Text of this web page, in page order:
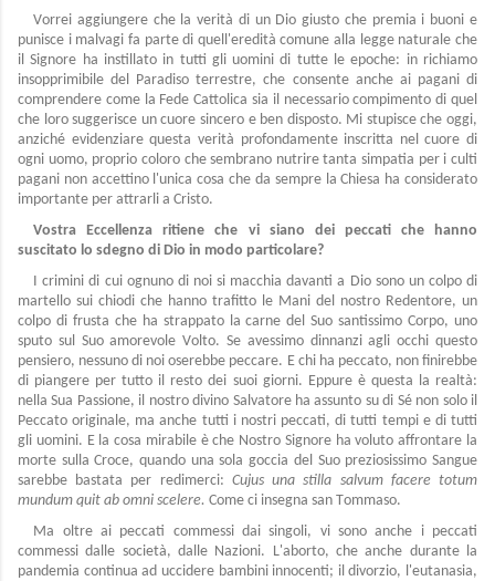
Vorrei aggiungere che la verità di un Dio giusto che premia i buoni e
punisce i malvagi fa parte di quell'eredità comune alla legge naturale che
il Signore ha instillato in tutti gli uomini di tutte le epoche: in richiamo
insopprimibile del Paradiso terrestre, che consente anche ai pagani di
comprendere come la Fede Cattolica sia il necessario compimento di quel
che loro suggerisce un cuore sincero e ben disposto. Mi stupisce che oggi,
anziché evidenziare questa verità profondamente inscritta nel cuore di
ogni uomo, proprio coloro che sembrano nutrire tanta simpatia per i culti
pagani non accettino l'unica cosa che da sempre la Chiesa ha considerato
importante per attrarli a Cristo.
Vostra Eccellenza ritiene che vi siano dei peccati che hanno
suscitato lo sdegno di Dio in modo particolare?
I crimini di cui ognuno di noi si macchia davanti a Dio sono un colpo di
martello sui chiodi che hanno trafitto le Mani del nostro Redentore, un
colpo di frusta che ha strappato la carne del Suo santissimo Corpo, uno
sputo sul Suo amorevole Volto. Se avessimo dinnanzi agli occhi questo
pensiero, nessuno di noi oserebbe peccare. E chi ha peccato, non finirebbe
di piangere per tutto il resto dei suoi giorni. Eppure è questa la realtà:
nella Sua Passione, il nostro divino Salvatore ha assunto su di Sé non solo il
Peccato originale, ma anche tutti i nostri peccati, di tutti tempi e di tutti
gli uomini. E la cosa mirabile è che Nostro Signore ha voluto affrontare la
morte sulla Croce, quando una sola goccia del Suo preziosissimo Sangue
sarebbe bastata per redimerci: Cujus una stilla salvum facere totum
mundum quit ab omni scelere. Come ci insegna san Tommaso.
Ma oltre ai peccati commessi dai singoli, vi sono anche i peccati
commessi dalle società, dalle Nazioni. L'aborto, che anche durante la
pandemia continua ad uccidere bambini innocenti; il divorzio, l'eutanasia,